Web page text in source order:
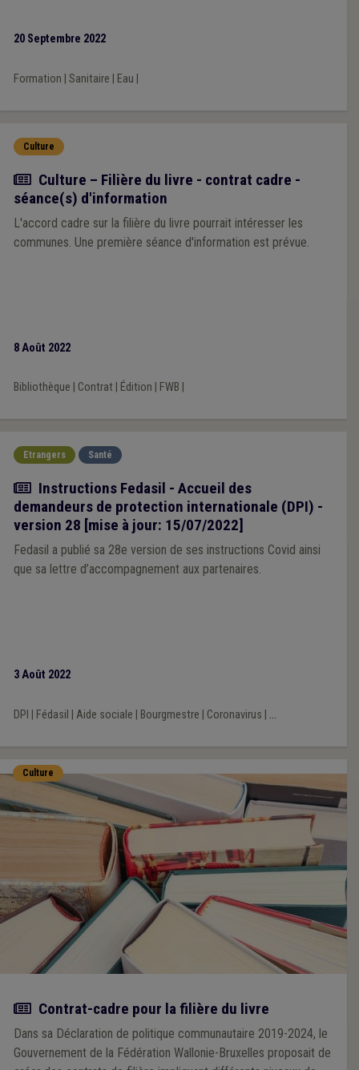
conviées les communes distributrices d'eau.
20 Septembre 2022
Formation Sanitaire Eau
Culture
Actualité
Culture – Filière du livre - contrat cadre -
séance(s) d'information
L'accord cadre sur la filière du livre pourrait intéresser les
communes. Une première séance d'information est prévue.
8 Août 2022
Bibliothèque Contrat| Édition FWB
Etrangers Santé
Actualité
Instructions Fedasil - Accueil des
demandeurs de protection internationale (DPI) -
version 28 [mise à jour: 15/07/2022]
Fedasil a publié sa 28e version de ses instructions Covid ainsi
que sa lettre d’accompagnement aux partenaires.
3 Août 2022
DPI Fédasil Aide sociale Bourgmestre Coronavirus ...
Culture
Actualité
Contrat-cadre pour la filière du livre
Dans sa Déclaration de politique communautaire 2019-2024, le
Gouvernement de la Fédération Wallonie-Bruxelles proposait de